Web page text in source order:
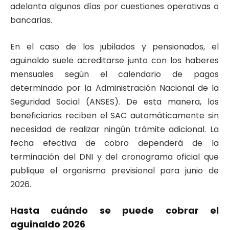
adelanta algunos días por cuestiones operativas o
bancarias.
En el caso de los jubilados y pensionados, el
aguinaldo suele acreditarse junto con los haberes
mensuales según el calendario de pagos
determinado por la Administración Nacional de la
Seguridad Social (ANSES). De esta manera, los
beneficiarios reciben el SAC automáticamente sin
necesidad de realizar ningún trámite adicional. La
fecha efectiva de cobro dependerá de la
terminación del DNI y del cronograma oficial que
publique el organismo previsional para junio de
2026.
Hasta cuándo se puede cobrar el
aguinaldo 2026